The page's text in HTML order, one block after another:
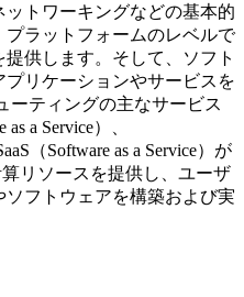
トワーキングなどの基本的
ラットフォームのレベルで
供します。そして、ソフト
リケーションやサービスを
ーティングの主なサービス
a Service）、
（Software as a Service）が
リソースを提供し、ユーザ
フトウェアを構築および実